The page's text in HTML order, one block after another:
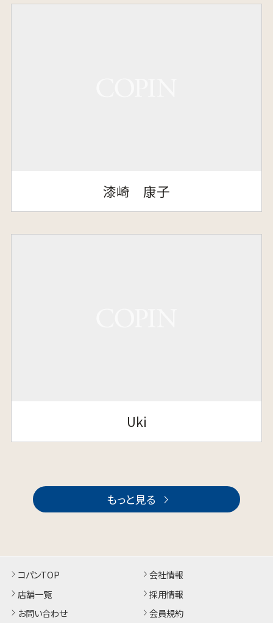
漆崎 康子
Uki
もっと見る
コパンTOP
店舗一覧
お問い合わせ
会社情報
採用情報
会員規約